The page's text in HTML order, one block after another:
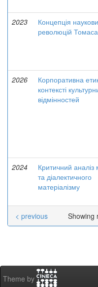
2023
Концепція
революцій
2026
Корпоративна
контексті
відмінностей
2024
Критичний аналіз
та діалектичного
матеріалізму
Showing
< previous
Theme by